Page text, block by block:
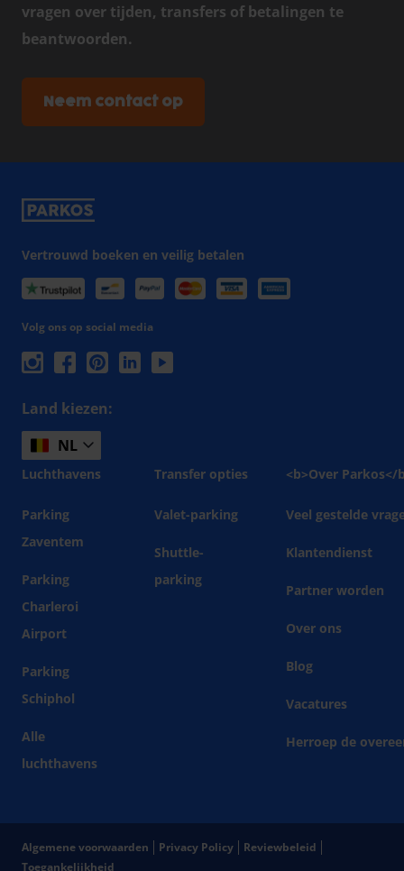
vragen over tijden, transfers of betalingen te
beantwoorden.
Neem contact op
Vertrouwd boeken en veilig betalen
Volg ons op social media
Land kiezen:
NL
Luchthavens
Parking
Zaventem
Parking
Charleroi
Airport
Parking
Schiphol
Alle
luchthavens
Transfer opties
Valet-parking
Shuttle-
parking
<b>Over Parkos</
Veel gestelde
Klantendienst
Partner worden
Over ons
Blog
Vacatures
Herroep de
Algemene voorwaarden Privacy Policy
Reviewbeleid
Toegankelijkheid